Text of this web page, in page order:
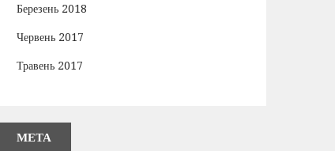
Березень 2018
Червень 2017
Травень 2017
МЕТА